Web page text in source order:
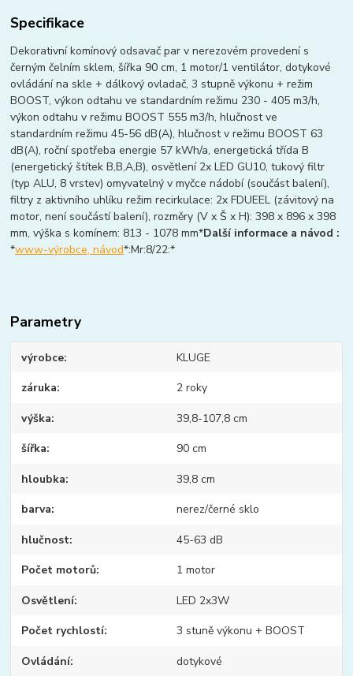
Specifikace
Dekorativní komínový odsavač par v nerezovém provedení s
černým čelním sklem, šířka 90 cm, 1 motor/1 ventilátor, dotykové
ovládání na skle + dálkový ovladač, 3 stupně výkonu + režim
BOOST, výkon odtahu ve standardním režimu 230 - 405 m3/h,
výkon odtahu v režimu BOOST 555 m3/h, hlučnost ve
standardním režimu 45-56 dB(A), hlučnost v režimu BOOST 63
dB(A), roční spotřeba energie 57 kWh/a, energetická třída B
(energetický štítek B,B,A,B), osvětlení 2x LED GU10, tukový filtr
(typ ALU, 8 vrstev) omyvatelný v myčce nádobí (součást balení),
filtry z aktivního uhlíku režim recirkulace: 2x FDUEEL (závitový na
motor, není součástí balení), rozměry (V x Š x H): 398 x 896 x 398
mm, výška s komínem: 813 - 1078 mm*Další informace a návod :
*www-výrobce, návod*:Mr:8/22:*
Parametry
výrobce KLUGE
záruka 2 roky
výška 39,8-107,8 cm
šířka 90 cm
hloubka 39,8 cm
barva nerez/černé sklo
hlučnost 45-63 dB
Počet motorů 1 motor
Osvětlení LED 2x3W
Počet rychlostí 3 stuně výkonu + BOOST
Ovládání dotykové